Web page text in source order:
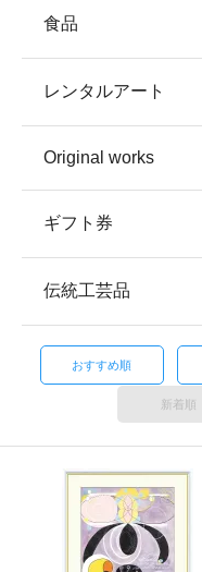
食品
レンタルアート
Original works
ギフト券
伝統工芸品
おすすめ順
新着順